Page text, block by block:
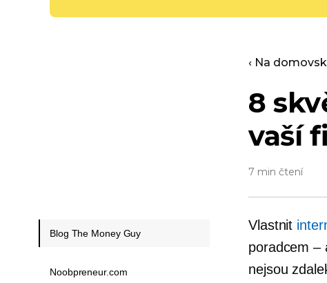
‹ Na
8
vaší
7 min čtení
Vlastnit
poradcem –
nejsou
Blog The Money Guy
Noobpreneur.com